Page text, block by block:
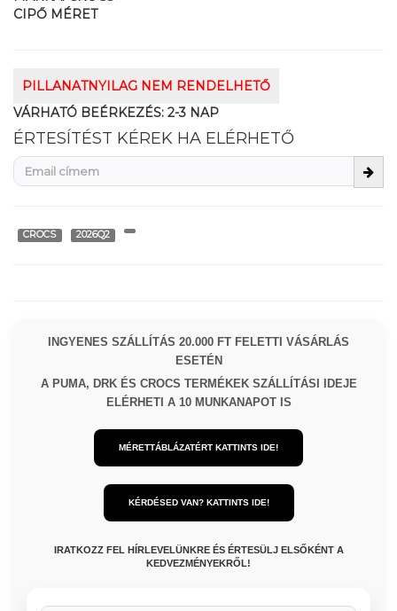
CIPŐ MÉRET
PILLANATNYILAG NEM RENDELHETŐ
VÁRHATÓ BEÉRKEZÉS: 2-3 NAP
ÉRTESÍTÉST KÉREK HA ELÉRHETŐ
CROCS 2026Q2
INGYENES SZÁLLÍTÁS 20.000 FT FELETTI VÁSÁRLÁS
ESETÉN
A PUMA, DRK ÉS CROCS TERMÉKEK SZÁLLÍTÁSI IDEJE
ELÉRHETI A 10 MUNKANAPOT IS
MÉRETTÁBLÁZATÉRT KATTINTS IDE!
KÉRDÉSED VAN? KATTINTS IDE!
IRATKOZZ FEL HÍRLEVELÜNKRE ÉS ÉRTESÜLJ ELSŐKÉNT A
KEDVEZMÉNYEKRŐL!